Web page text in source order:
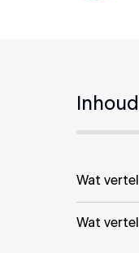
Wat
Wat